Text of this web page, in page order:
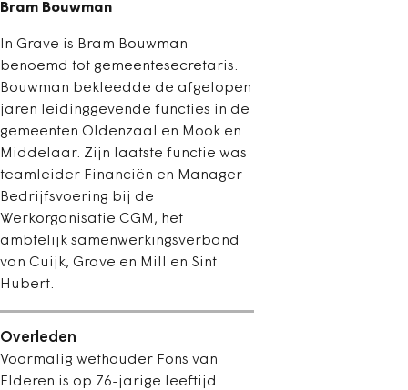
Bram Bouwman
In Grave is Bram Bouwman
benoemd tot gemeentesecretaris.
Bouwman bekleedde de afgelopen
jaren leidinggevende functies in de
gemeenten Oldenzaal en Mook en
Middelaar. Zijn laatste functie was
teamleider Financiën en Manager
Bedrijfsvoering bij de
Werkorganisatie CGM, het
ambtelijk samenwerkingsverband
van Cuijk, Grave en Mill en Sint
Hubert.
Overleden
Voormalig wethouder Fons van
Elderen is op 76-jarige leeftijd